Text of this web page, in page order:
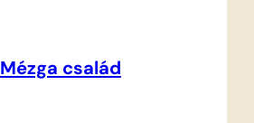
Mézga család